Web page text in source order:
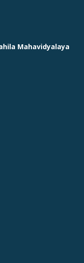
Mahavidyalaya